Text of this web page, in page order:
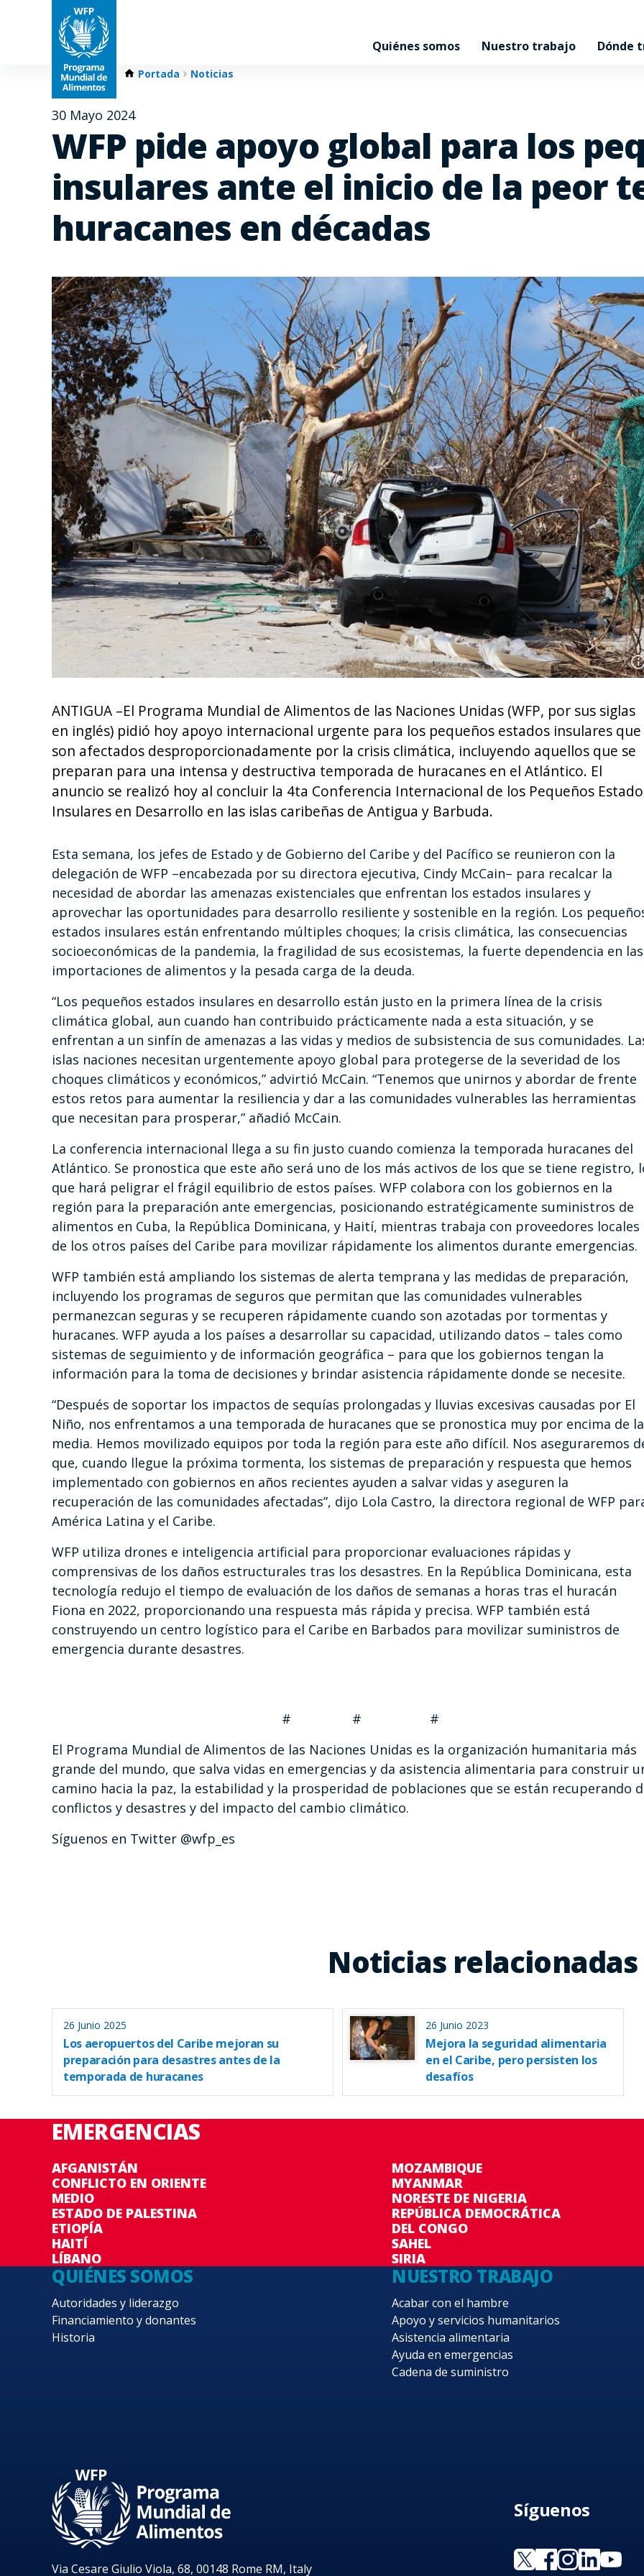
Quiénes somos Nuestro trabajo Dónde
Portada Noticias
30 Mayo 2024
WFP pide apoyo global para los
insulares ante el inicio de la peor
huracanes en décadas
ANTIGUA –El Programa Mundial de Alimentos de las Naciones Unidas (WFP, por sus siglas
en inglés) pidió hoy apoyo internacional urgente para los pequeños estados insulares que
son afectados desproporcionadamente por la crisis climática, incluyendo aquellos que se
preparan para una intensa y destructiva temporada de huracanes en el Atlántico. El
anuncio se realizó hoy al concluir la 4ta Conferencia Internacional de los Pequeños
Insulares en Desarrollo en las islas caribeñas de Antigua y Barbuda.
Esta semana, los jefes de Estado y de Gobierno del Caribe y del Pacífico se reunieron con la
delegación de WFP –encabezada por su directora ejecutiva, Cindy McCain– para recalcar la
necesidad de abordar las amenazas existenciales que enfrentan los estados insulares y
aprovechar las oportunidades para desarrollo resiliente y sostenible en la región. Los
estados insulares están enfrentando múltiples choques; la crisis climática, las consecuencias
socioeconómicas de la pandemia, la fragilidad de sus ecosistemas, la fuerte dependencia en las
importaciones de alimentos y la pesada carga de la deuda.
“Los pequeños estados insulares en desarrollo están justo en la primera línea de la crisis
climática global, aun cuando han contribuido prácticamente nada a esta situación, y se
enfrentan a un sinfín de amenazas a las vidas y medios de subsistencia de sus comunidades.
islas naciones necesitan urgentemente apoyo global para protegerse de la severidad de los
choques climáticos y económicos,” advirtió McCain. “Tenemos que unirnos y abordar de frente
estos retos para aumentar la resiliencia y dar a las comunidades vulnerables las herramientas
que necesitan para prosperar,” añadió McCain.
La conferencia internacional llega a su fin justo cuando comienza la temporada huracanes del
Atlántico. Se pronostica que este año será uno de los más activos de los que se tiene registro,
que hará peligrar el frágil equilibrio de estos países. WFP colabora con los gobiernos en la
región para la preparación ante emergencias, posicionando estratégicamente suministros de
alimentos en Cuba, la República Dominicana, y Haití, mientras trabaja con proveedores locales
de los otros países del Caribe para movilizar rápidamente los alimentos durante emergencias.
WFP también está ampliando los sistemas de alerta temprana y las medidas de preparación,
incluyendo los programas de seguros que permitan que las comunidades vulnerables
permanezcan seguras y se recuperen rápidamente cuando son azotadas por tormentas y
huracanes. WFP ayuda a los países a desarrollar su capacidad, utilizando datos – tales como
sistemas de seguimiento y de información geográfica – para que los gobiernos tengan la
información para la toma de decisiones y brindar asistencia rápidamente donde se necesite.
“Después de soportar los impactos de sequías prolongadas y lluvias excesivas causadas por El
Niño, nos enfrentamos a una temporada de huracanes que se pronostica muy por encima de la
media. Hemos movilizado equipos por toda la región para este año difícil. Nos aseguraremos
que, cuando llegue la próxima tormenta, los sistemas de preparación y respuesta que hemos
implementado con gobiernos en años recientes ayuden a salvar vidas y aseguren la
recuperación de las comunidades afectadas”, dijo Lola Castro, la directora regional de WFP
América Latina y el Caribe.
WFP utiliza drones e inteligencia artificial para proporcionar evaluaciones rápidas y
comprensivas de los daños estructurales tras los desastres. En la República Dominicana, esta
tecnología redujo el tiempo de evaluación de los daños de semanas a horas tras el huracán
Fiona en 2022, proporcionando una respuesta más rápida y precisa. WFP también está
construyendo un centro logístico para el Caribe en Barbados para movilizar suministros de
emergencia durante desastres.
# # #
El Programa Mundial de Alimentos de las Naciones Unidas es la organización humanitaria más
grande del mundo, que salva vidas en emergencias y da asistencia alimentaria para construir
camino hacia la paz, la estabilidad y la prosperidad de poblaciones que se están recuperando
conflictos y desastres y del impacto del cambio climático.
Síguenos en Twitter @wfp_es
Noticias relacionadas
26 Junio 2025
Los aeropuertos del Caribe mejoran su
preparación para desastres antes de la
temporada de huracanes
26 Junio 2023
Mejora la seguridad alimentaria
en el Caribe, pero persisten los
desafíos
EMERGENCIAS
AFGANISTÁN
CONFLICTO EN ORIENTE
MEDIO
ESTADO DE PALESTINA
ETIOPÍA
HAITÍ
LÍBANO
MOZAMBIQUE
MYANMAR
NORESTE DE NIGERIA
REPÚBLICA DEMOCRÁTICA
DEL CONGO
SAHEL
SIRIA
QUIÉNES SOMOS
Autoridades y liderazgo
Financiamiento y donantes
Historia
NUESTRO TRABAJO
Acabar con el hambre
Apoyo y servicios humanitarios
Asistencia alimentaria
Ayuda en emergencias
Cadena de suministro
Via Cesare Giulio Viola, 68, 00148 Rome RM, Italy
Síguenos